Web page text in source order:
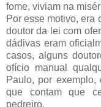
fome, viviam na
Por esse motivo, era
doutor da lei com
dádivas eram
casos, alguns
ofício manual
Paulo, por exemplo,
que contam que
pedreiro.